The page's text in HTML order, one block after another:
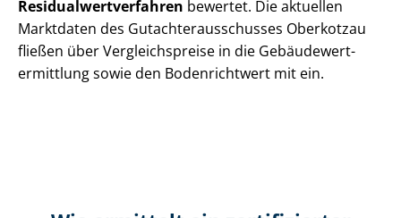
Re­si­du­al­wert­ver­fah­ren bewertet. Die aktuellen
Marktdaten des Gut­ach­ter­aus­schus­ses Oberkotzau
fließen über Ver­gleichs­prei­se in die Ge­bäu­de­wert­
ermitt­lung sowie den Bodenrichtwert mit ein.